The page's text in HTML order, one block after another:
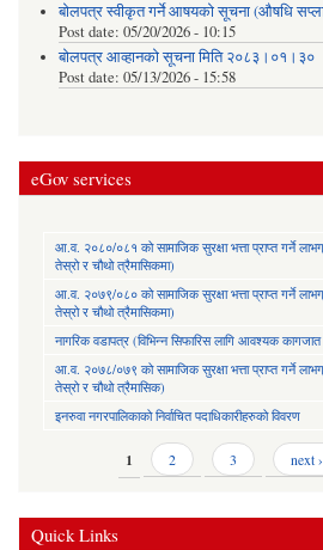
बोलपत्र स्वीकृत गर्ने आषयको सूचना (औषधि
Post date: 05/20/2026 - 10:15
बोलपत्र आव्हानको सूचना मिति २०८३।०१।३०
Post date: 05/13/2026 - 15:58
eGov services
आ.व. २०८०/०८१ को सामाजिक सुरक्षा भत्ता प्राप्त गर्ने
तेस्रो र चौथो त्रैमासिकमा)
आ.व. २०७९/०८० को सामाजिक सुरक्षा भत्ता प्राप्त गर्ने
तेस्रो र चौथो त्रैमासिकमा)
नागरिक वडापत्र (विभिन्न सिफारिस लागि आवश्यक कागजात
आ.व. २०७८/०७९ को सामाजिक सुरक्षा भत्ता प्राप्त गर्ने
तेस्रो र चौथो त्रैमासिक)
इनरुवा नगरपालिकाको निर्वाचित पदाधिकारीहरुको विवरण
1 2 3 next ›
Quick Links